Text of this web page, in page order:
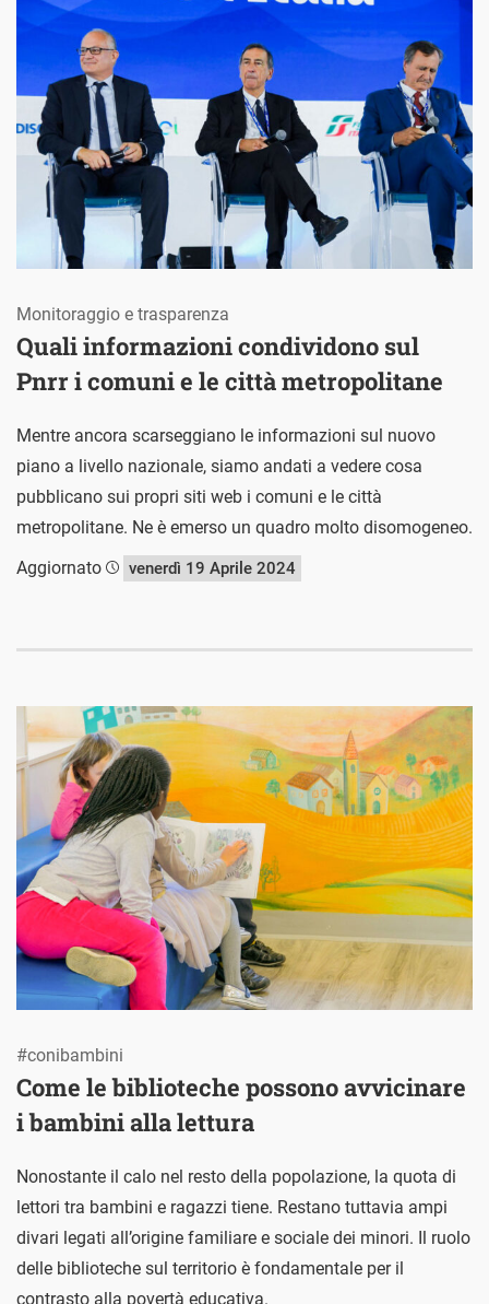
Quali informazioni condividono sul
Pnrr i comuni e le città metropolitane
Monitoraggio e trasparenza
Mentre ancora scarseggiano le informazioni sul nuovo
piano a livello nazionale, siamo andati a vedere cosa
pubblicano sui propri siti web i comuni e le città
metropolitane. Ne è emerso un quadro molto disomogeneo.
Aggiornato
venerdì 19 Aprile 2024
Come le biblioteche possono avvicinare
i bambini alla lettura
#conibambini
Nonostante il calo nel resto della popolazione, la quota di
lettori tra bambini e ragazzi tiene. Restano tuttavia ampi
divari legati all’origine familiare e sociale dei minori. Il ruolo
delle biblioteche sul territorio è fondamentale per il
contrasto alla povertà educativa.